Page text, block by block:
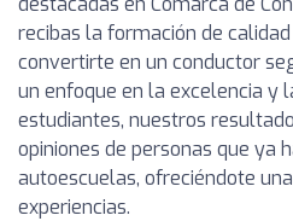
recibas la formación de
convertirte en un conductor
un enfoque en la excelencia y
estudiantes, nuestros
opiniones de personas que ya
autoescuelas, ofreciéndote
experiencias.